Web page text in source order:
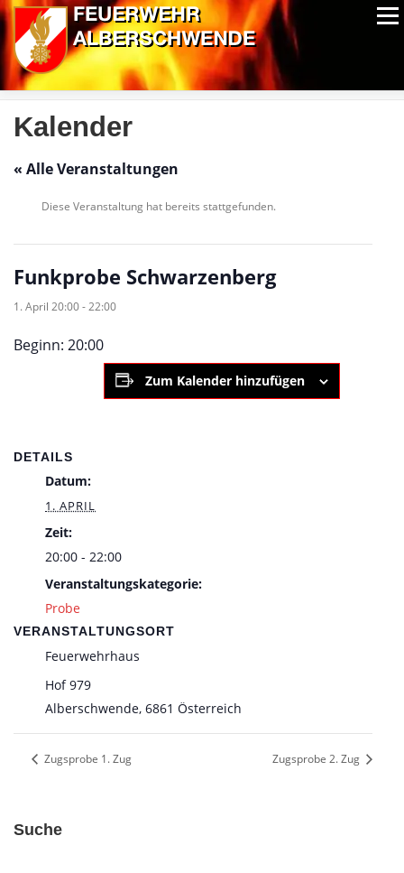
Zum
Inhalt
springen
Menü
ALPIN-NASSWETTBEWERB MITGLIEDER
Kalender
« Alle Veranstaltungen
Diese Veranstaltung hat bereits stattgefunden.
Funkprobe Schwarzenberg
1. April 20:00-22:00
Beginn: 20:00
Zum Kalender hinzufügen
DETAILS
Datum:
1. APRIL
Zeit:
20:00 - 22:00
Veranstaltungskategorie:
Probe
VERANSTALTUNGSORT
Feuerwehrhaus
Hof 979
Alberschwende, 6861 Österreich
Zugsprobe 1. Zug Zugsprobe 2. Zug
Suche